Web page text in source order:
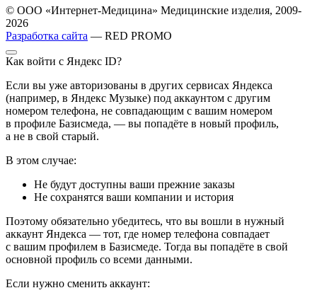
© ООО «Интернет-Медицина» Медицинские изделия, 2009-
2026
Разработка сайта — RED PROMO
Как войти с Яндекс ID?
Если вы уже авторизованы в других сервисах Яндекса
(например, в Яндекс Музыке) под аккаунтом с другим
номером телефона, не совпадающим с вашим номером
в профиле Базисмеда, — вы попадёте в новый профиль,
а не в свой старый.
В этом случае:
Не будут доступны ваши прежние заказы
Не сохранятся ваши компании и история
Поэтому обязательно убедитесь, что вы вошли в нужный
аккаунт Яндекса — тот, где номер телефона совпадает
с вашим профилем в Базисмеде. Тогда вы попадёте в свой
основной профиль со всеми данными.
Если нужно сменить аккаунт: